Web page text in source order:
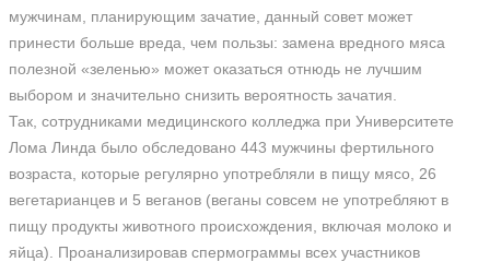
мужчинам, планирующим зачатие, данный совет может
принести больше вреда, чем пользы: замена вредного мяса
полезной «зеленью» может оказаться отнюдь не лучшим
выбором и значительно снизить вероятность зачатия.
Так, сотрудниками медицинского колледжа при Университете
Лома Линда было обследовано 443 мужчины фертильного
возраста, которые регулярно употребляли в пищу мясо, 26
вегетарианцев и 5 веганов (веганы совсем не употребляют в
пищу продукты животного происхождения, включая молоко и
яйца). Проанализировав спермограммы всех участников